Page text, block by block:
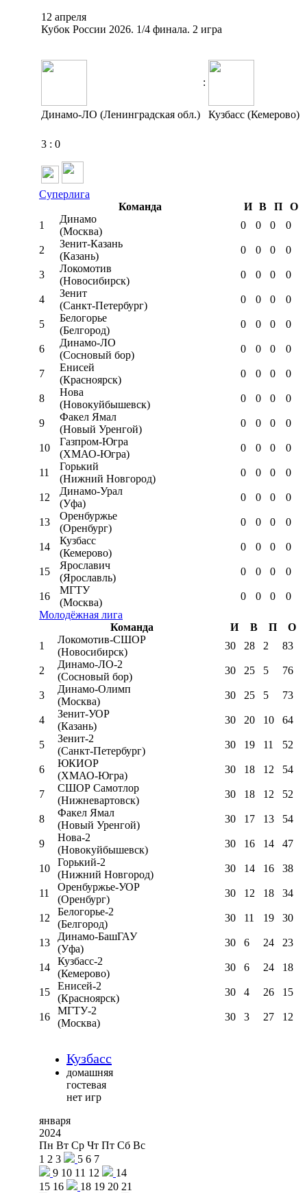
12 апреля
Кубок России 2026. 1/4 финала. 2 игра
:
Динамо-ЛО (Ленинградская обл.) Кузбасс (Кемерово)
3 : 0
Суперлига
Команда
И В П
О
1
Динамо
(Москва)
0 0 0 0
2
Зенит-Казань
(Казань)
0 0 0 0
3
Локомотив
(Новосибирск)
0 0 0 0
4
Зенит
(Санкт-Петербург)
0 0 0 0
5
Белогорье
(Белгород)
0 0 0 0
6
Динамо-ЛО
(Сосновый бор)
0 0 0 0
7
Енисей
(Красноярск)
0 0 0 0
8
Нова
(Новокуйбышевск)
0 0 0 0
9
Факел Ямал
(Новый Уренгой)
0 0 0 0
10
Газпром-Югра
(ХМАО-Югра)
0 0 0 0
11
Горький
(Нижний Новгород)
0 0 0 0
12
Динамо-Урал
(Уфа)
0 0 0 0
13
Оренбуржье
(Оренбург)
0 0 0 0
14
Кузбасс
(Кемерово)
0 0 0 0
15
Ярославич
(Ярославль)
0 0 0 0
16
МГТУ
(Москва)
0 0 0
0
Молодёжная лига
Команда
И В П
О
1
Локомотив-CШОР
(Новосибирск)
30 28 2 83
2
Динамо-ЛО-2
(Сосновый бор)
30 25 5 76
3
Динамо-Олимп
(Москва)
30 25 5 73
4
Зенит-УОР
(Казань)
30 20 10 64
5
Зенит-2
(Санкт-Петербург)
30 19 11 52
6
ЮКИОР
(ХМАО-Югра)
30 18 12 54
7
СШОР Самотлор
(Нижневартовск)
30 18 12 52
8
Факел Ямал
(Новый Уренгой)
30 17 13 54
9
Нова-2
(Новокуйбышевск)
30 16 14 47
10
Горький-2
(Нижний Новгород)
30 14 16 38
11
Оренбуржье-УОР
(Оренбург)
30 12 18 34
12
Белогорье-2
(Белгород)
30 11 19 30
13
Динамо-БашГАУ
(Уфа)
30 6 24 23
14
Кузбасс-2
(Кемерово)
30 6 24 18
15
Енисей-2
(Красноярск)
30 4 26 15
16
МГТУ-2
(Москва)
30 3 27 12
Кузбасс
домашняя
гостевая
нет игр
января
2024
Пн Вт Ср Чт Пт Сб Вс
1 2 3 5 6 7
9 10 11 12
14
15 16 18 19 20 21